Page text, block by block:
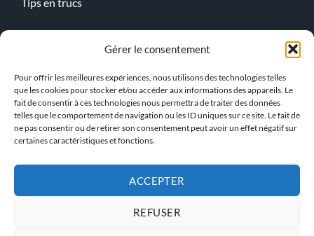
Gérer le consentement
Pour offrir les meilleures expériences, nous utilisons des technologies telles
que les cookies pour stocker et/ou accéder aux informations des appareils. Le
fait de consentir à ces technologies nous permettra de traiter des données
telles que le comportement de navigation ou les ID uniques sur ce site. Le fait de
ne pas consentir ou de retirer son consentement peut avoir un effet négatif sur
certaines caractéristiques et fonctions.
ACCEPTER
REFUSER
Kitesurfen
Wingfoilen
> Ons team !